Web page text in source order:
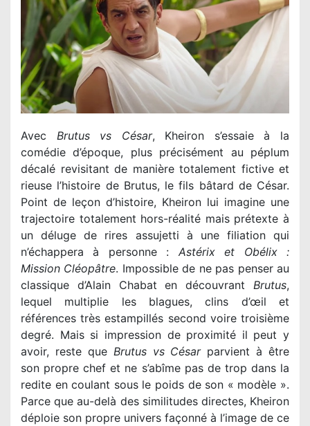
Avec Brutus vs César, Kheiron s’essaie à la
comédie d’époque, plus précisément au péplum
décalé revisitant de manière totalement fictive et
rieuse l’histoire de Brutus, le fils bâtard de César.
Point de leçon d’histoire, Kheiron lui imagine une
trajectoire totalement hors-réalité mais prétexte à
un déluge de rires assujetti à une filiation qui
n’échappera à personne : Astérix et Obélix :
Mission Cléopâtre. Impossible de ne pas penser au
classique d’Alain Chabat en découvrant Brutus,
lequel multiplie les blagues, clins d’œil et
références très estampillés second voire troisième
degré. Mais si impression de proximité il peut y
avoir, reste que Brutus vs Césarparvient à être
son propre chef et ne s’abîme pas de trop dans la
redite en coulant sous le poids de son « modèle ».
Parce que au-delà des similitudes directes, Kheiron
déploie son propre univers façonné à l’image de ce